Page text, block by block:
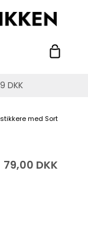
DKK
med Sort
79,00 DKK